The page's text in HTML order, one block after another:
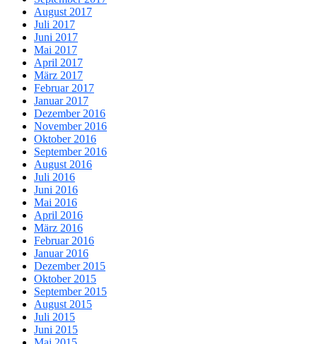
August 2017
Juli 2017
Juni 2017
Mai 2017
April 2017
März 2017
Februar 2017
Januar 2017
Dezember 2016
November 2016
Oktober 2016
September 2016
August 2016
Juli 2016
Juni 2016
Mai 2016
April 2016
März 2016
Februar 2016
Januar 2016
Dezember 2015
Oktober 2015
September 2015
August 2015
Juli 2015
Juni 2015